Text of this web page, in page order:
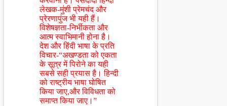
लेखक-मुंशी प्रेमचंद और
प्रेरणापुंज भी यही हैं।
विशेषज्ञता-निर्भीकता और
आत्म स्वाभिमानी होना है।
देश और हिंदी भाषा के प्रति
विचार-“अखण्डता को एकता
के सूत्र में पिरोने का यही
सबसे सही प्रयास है। हिन्दी
को राष्ट्रीय भाषा घोषित
किया जाए,और विविधता को
समाप्त किया जाए।”